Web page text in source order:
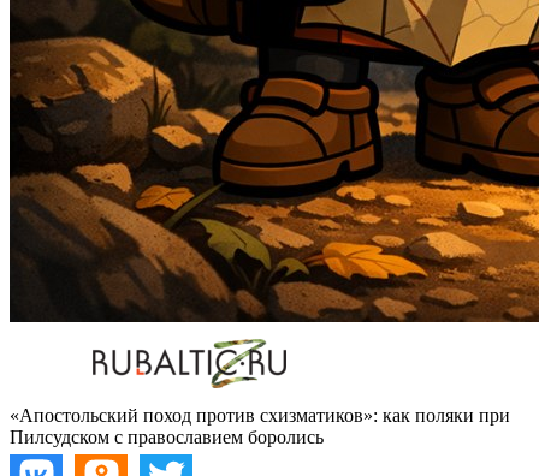
«Апостольский поход против схизматиков»: как поляки при
Пилсудском с православием боролись